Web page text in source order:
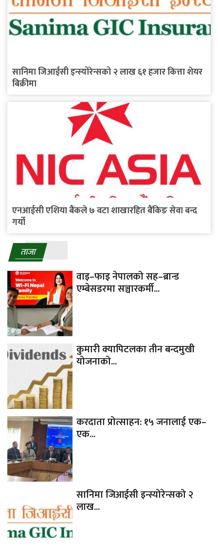
सानिमा जिआईसी इन्स्योरेन्सको २ लाख ६१ हजार कित्ता शेयर
बिक्रीमा
एनआईसी एशिया बैंकले ७ वटा शाखारहित बैंकिङ सेवा बन्द
गर्यो
ताजा
वाइ–फाइ नेपालको सह–ब्रान्ड
एम्बेसडरमा सञ्चारकर्मी...
कुमारी क्यापिटलका तीन बन्दमुखी
योजनाको...
करदाता प्रोत्साहन: १५ जनालाई एक–
एक...
सानिमा जिआईसी इन्स्योरेन्सको २
लाख...